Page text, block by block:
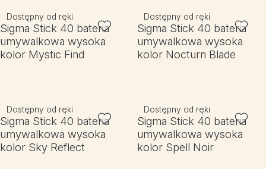
Dostępny od ręki
Sigma Stick 40 bateria
umywalkowa wysoka
kolor Mystic Find
Dostępny od ręki
Sigma Stick 40 bateria
umywalkowa wysoka
kolor Nocturn Blade
Dostępny od ręki
Sigma Stick 40 bateria
umywalkowa wysoka
kolor Sky Reflect
Dostępny od ręki
Sigma Stick 40 bateria
umywalkowa wysoka
kolor Spell Noir